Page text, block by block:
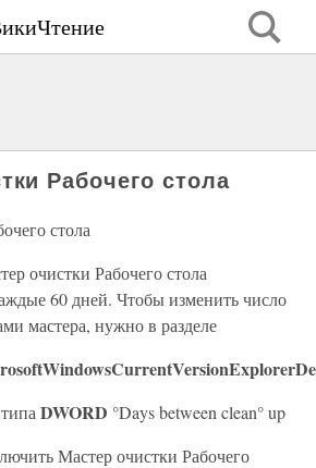
Рабочего стола
стола
очистки Рабочего стола
60 дней. Чтобы изменить число
мастера, нужно в разделе
DWORD °Days between clean° up
Мастер очистки Рабочего